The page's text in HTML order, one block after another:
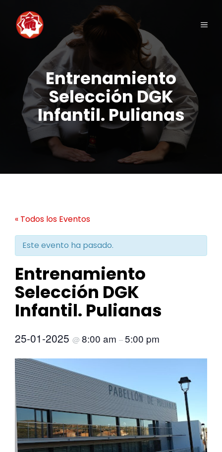
contenido
Entrenamiento
Selección DGK
Infantil. Pulianas
« Todos los Eventos
Este evento ha pasado.
Entrenamiento
Selección DGK
Infantil. Pulianas
25-01-2025 @ 8:00 am –5:00 pm